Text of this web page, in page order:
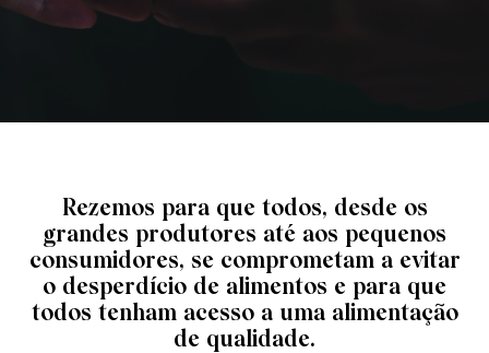
Rezemos para que todos, desde os
grandes produtores até aos pequenos
consumidores, se comprometam a evitar
o desperdício de alimentos e para que
todos tenham acesso a uma alimentação
de qualidade.